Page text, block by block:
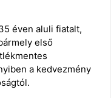
éven aluli fiatalt,
első
a kedvezmény